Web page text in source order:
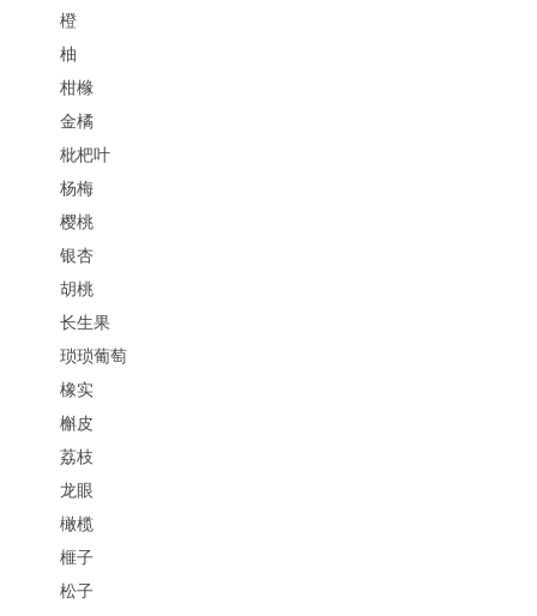
橙
柚
柑橼
金橘
枇杷叶
杨梅
樱桃
银杏
胡桃
长生果
琐琐葡萄
橡实
槲皮
荔枝
龙眼
橄榄
榧子
松子